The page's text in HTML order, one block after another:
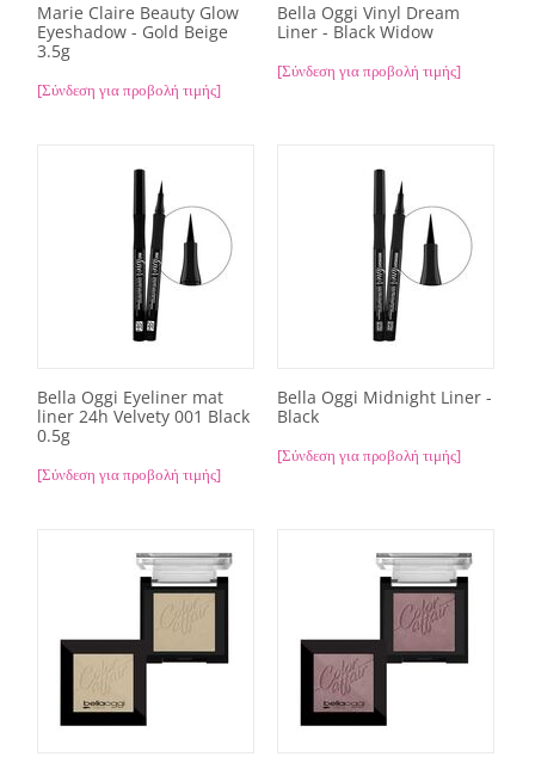
Marie Claire Beauty Glow
Eyeshadow - Gold Beige
3.5g
[Σύνδεση για προβολή τιμής]
Bella Oggi Vinyl Dream
Liner - Black Widow
[Σύνδεση για προβολή τιμής]
Bella Oggi Eyeliner mat
liner 24h Velvety 001 Black
0.5g
[Σύνδεση για προβολή τιμής]
Bella Oggi Midnight Liner -
Black
[Σύνδεση για προβολή τιμής]